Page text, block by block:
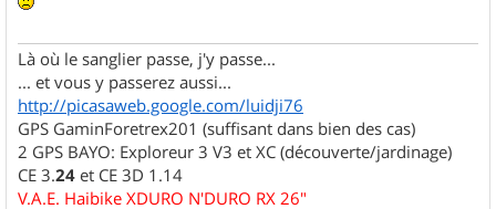
Là où le sanglier passe, j'y passe...
... et vous y passerez aussi...
http://picasaweb.google.com/luidji76
GPS GaminForetrex201 (suffisant dans bien des cas)
2 GPS BAYO: Exploreur 3 V3 et XC (découverte/jardinage)
CE 3.24 et CE 3D 1.14
V.A.E. Haibike XDURO N'DURO RX 26"